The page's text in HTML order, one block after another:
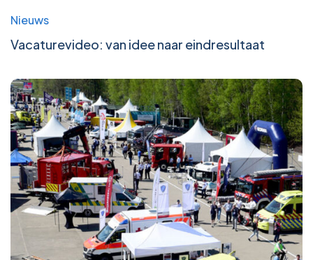
Nieuws
Vacaturevideo: van idee naar eindresultaat